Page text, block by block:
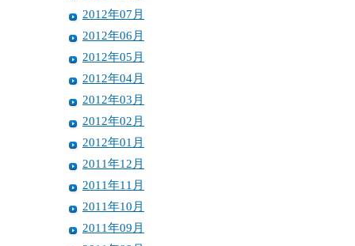
2012年07月
2012年06月
2012年05月
2012年04月
2012年03月
2012年02月
2012年01月
2011年12月
2011年11月
2011年10月
2011年09月